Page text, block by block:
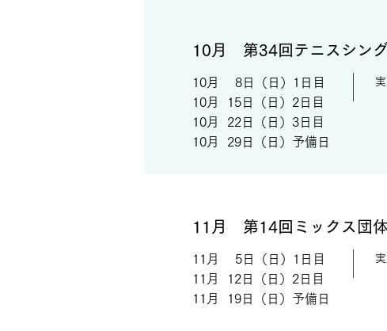
10月 第34回テニスシン
10月 8日（日）1日目
10月 15日（日）2日目
​10月 22日（日）3日目
​10月 29日（日）予備日
11月 第14回ミックス団
11月 5日（日）1日目
11月 12日（日）2日目
​11月 19日（日）予備日